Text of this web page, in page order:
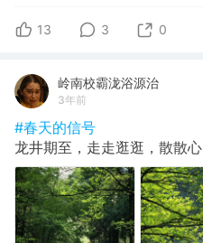
13 3 0
岭南校霸泷浴源治
3年前
#春天的信号
龙井期至，走走逛逛，散散心